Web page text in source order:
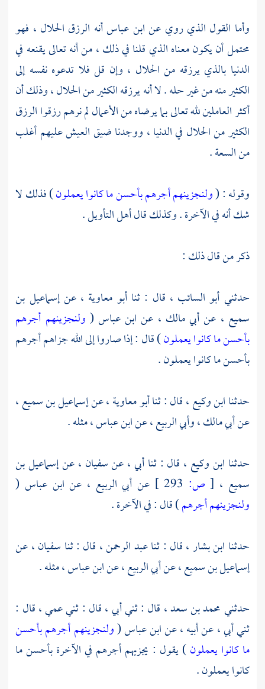
وأما القول الذي روي عنابن عباسأنه الرزق الحلال ، فهو
محتمل أن يكون معناه الذي قلنا في ذلك ، من أنه تعالى يقنعه في
الدنيا بالذي يرزقه من الحلال ، وإن قل فلا تدعوه نفسه إلى
الكثير منه من غير حله . لا أنه يرزقه الكثير من الحلال ، وذلك أن
أكثر العاملين لله تعالى بما يرضاه من الأعمال لم نرهم رزقوا الرزق
الكثير من الحلال في الدنيا ، ووجدنا ضيق العيش عليهم أغلب
من السعة .
وقوله : (ولنجزينهم أجرهم بأحسن ما كانوا يعملون) فذلك لا
شك أنه في الآخرة . وكذلك قال أهل التأويل .
ذكر من قال ذلك :
حدثني أبو السائب ، قال : ثناأبو معاوية ،عنإسماعيل بن
سميع ، عنأبي مالك ، عن ابن عباس ( ولنجزينهم أجرهم
بأحسن ما كانوا يعملون) قال : إذا صاروا إلى الله جزاهم أجرهم
بأحسن ما كانوا يعملون .
حدثناابن وكيع ،قال : ثناأبو معاوية ،عنإسماعيل بن سميع ،
عنأبي مالك ،وأبي الربيع ،عنابن عباس ،مثله .
حدثنا ابن وكيع ، قال : ثنا أبي ، عنسفيان ،عنإسماعيل بن
سميع ، [ ص: عن أبي الربيع ، عن ابن عباس (
ولنجزينهم أجرهم) قال : في الآخرة .
حدثنا ابن بشار ،قال : ثناعبد الرحمن ، قال : ثنا سفيان ،عن
إسماعيل بن سميع، عنأبي الربيع ،عنابن عباس ،مثله .
حدثنيمحمد بن سعد ، قال : ثني أبي ، قال : ثني عمي ، قال :
ثني أبي ، عن أبيه ، عنابن عباس(ولنجزينهم أجرهم بأحسن
ما كانوا يعملون) يقول : يجزيهم أجرهم في الآخرة بأحسن ما
كانوا يعملون .